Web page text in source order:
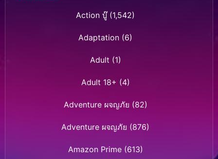
Action บู๊(1,542)
Adaptation (6)
Adult (1)
Adult 18+ (4)
Adventure ผจญภัย (82)
Adventure ผจญภัย (876)
Amazon Prime(613)